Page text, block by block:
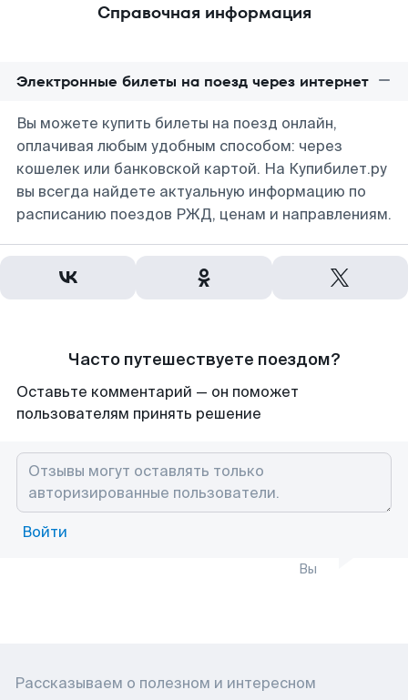
Справочная информация
Электронные билеты на поезд через интернет
Вы можете купить билеты на поезд онлайн,
оплачивая любым удобным способом: через
кошелек или банковской картой. На Купибилет.ру
вы всегда найдете актуальную информацию по
расписанию поездов РЖД, ценам и направлениям.
Часто путешествуете поездом?
Оставьте комментарий — он поможет
пользователям принять решение
Войти
Вы
Рассказываем о полезном и интересном